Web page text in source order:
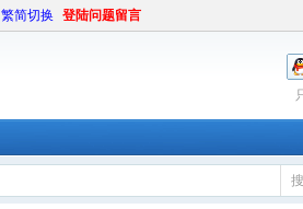
繁简切换 登陆问题留言